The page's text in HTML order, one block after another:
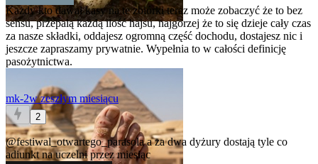
Każdy kto dawał kasy na te zbiórki teraz może zobaczyć że to bez
sensu, przepalą każdą ilość hajsu, najgorzej że to się dzieje cały czas
za nasze składki, oddajesz ogromną część dochodu, dostajesz nic i
jeszcze zapraszamy prywatnie. Wypełnia to w całości definicję
pasożytnictwa.
mk-2w zeszłym miesiącu
2
@festiwal_otwartego_parasolaa za dwa dyżury dostają tyle co
adiunkt na uczelni przez miesiąc